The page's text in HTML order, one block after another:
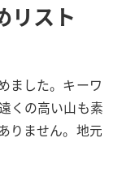
リスト
ました。キーワ
くの高い山も素
りません。地元